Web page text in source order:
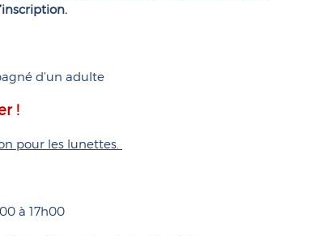
d’un adulte
!
pour les lunettes.
à 17h00